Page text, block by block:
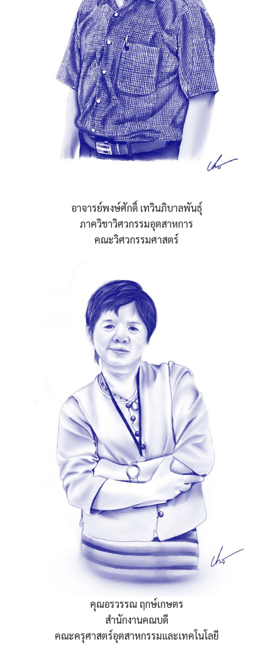
อาจารย์พงษ์ศักดิ์ เทวินภิบาลพันธุ์
ภาควิชาวิศวกรรมอุตสาหการ
คณะวิศวกรรมศาสตร์
คุณอรวรรณ ฤกษ์เกษตร
สำนักงานคณบดี
คณะครุศาสตร์อุตสาหกรรมและเทคโนโลยี